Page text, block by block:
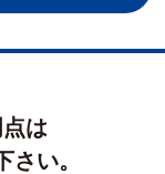
は
い。